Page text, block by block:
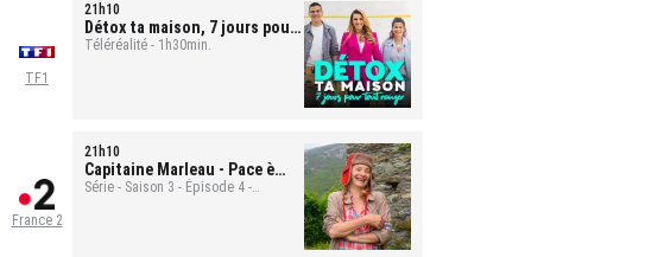
TF1
21h10
Détox ta maison, 7 jours pour
tout ranger - Mona et Bastien
Téléréalité - 1h30min.
France 2
21h10
Capitaine Marleau - Pace è
salute
Série - Saison 3 - Épisode 4 -